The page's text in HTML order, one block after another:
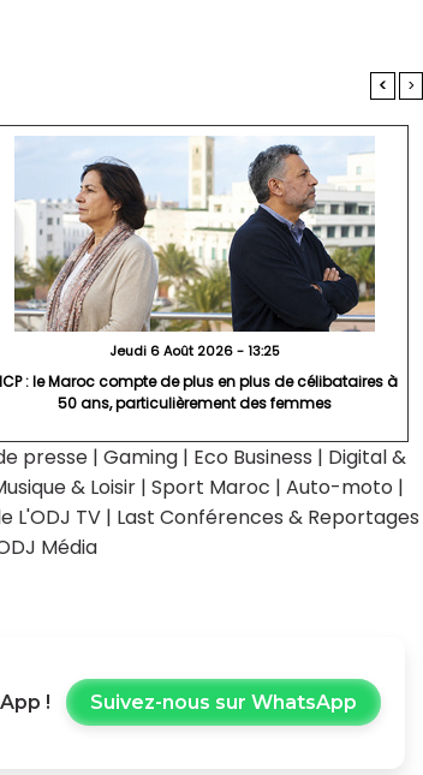
< >
Jeudi 6 Août 2026 - 13:25
: le Maroc compte de plus en plus de célibataires à
50 ans, particulièrement des femmes
presse | Gaming | Eco Business | Digital &
& Loisir | Sport Maroc | Auto-moto |
L'ODJ TV | Last Conférences & Reportages
Média
! Suivez-nous sur WhatsApp